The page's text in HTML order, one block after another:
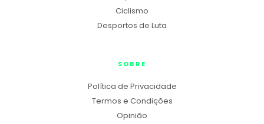
Ciclismo
Desportos de Luta
SOBRE
Política de Privacidade
Termos e Condições
Opinião